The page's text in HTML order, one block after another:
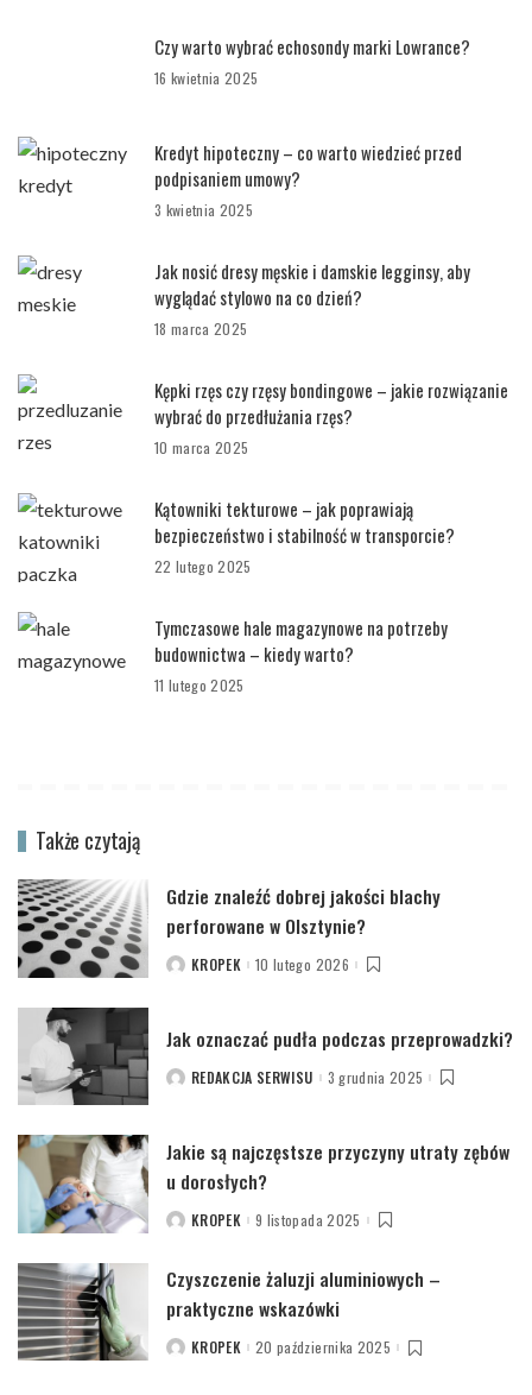
Czy warto wybrać echosondy marki Lowrance?
16 kwietnia 2025
Kredyt hipoteczny – co warto wiedzieć przed
podpisaniem umowy?
3 kwietnia 2025
Jak nosić dresy męskie i damskie legginsy, aby
wyglądać stylowo na co dzień?
18 marca 2025
Kępki rzęs czy rzęsy bondingowe – jakie rozwiązanie
wybrać do przedłużania rzęs?
10 marca 2025
Kątowniki tekturowe – jak poprawiają
bezpieczeństwo i stabilność w transporcie?
22 lutego 2025
Tymczasowe hale magazynowe na potrzeby
budownictwa – kiedy warto?
11 lutego 2025
Także czytają
Gdzie znaleźć dobrej jakości blachy
perforowane w Olsztynie?
POSTEDKROPEK 10 lutego 2026
Jak oznaczać pudła podczas przeprowadzki?
POSTEDREDAKCJA SERWISU 3 grudnia 2025
Jakie są najczęstsze przyczyny utraty zębów
u dorosłych?
POSTEDKROPEK 9 listopada 2025
Czyszczenie żaluzji aluminiowych –
praktyczne wskazówki
POSTEDKROPEK 20 października 2025